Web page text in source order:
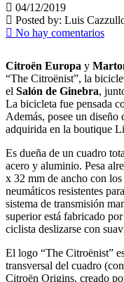
04/12/2019
Posted by: Luis
No hay comentarios
Citroën Europa y
“The Citroënist”, la
el Salón de Ginebra,
La bicicleta fue pensada
Además, posee un diseño
adquirida en la boutique
Es dueña de un cuadro
acero y aluminio. Pesa
x 32 mm de ancho con
neumáticos resistentes
sistema de transmisión
superior está fabricado
ciclista deslizarse con
El logo “The Citroënist”
transversal del cuadro
Citroën Origins, creado